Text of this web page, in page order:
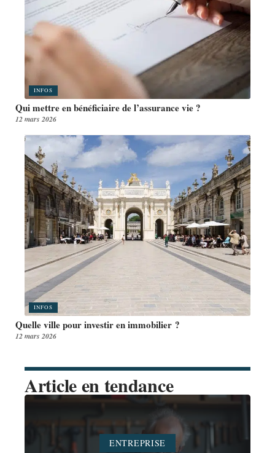
INFOS
Qui mettre en bénéficiaire de l’assurance vie ?
12 mars 2026
INFOS
Quelle ville pour investir en immobilier ?
12 mars 2026
Article en tendance
ENTREPRISE